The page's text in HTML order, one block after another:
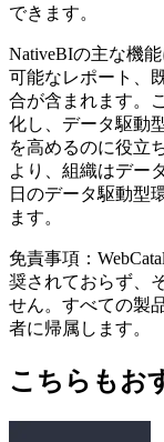
できます。
NativeBIの主な機
可能なレポート、
合が含まれます。
化し、データ駆動
を高めるのに役立
より、組織はデー
日のデータ駆動型
ます。
免責事項：
奨されておらず、
せん。すべての製
者に帰属します。
こちらもお